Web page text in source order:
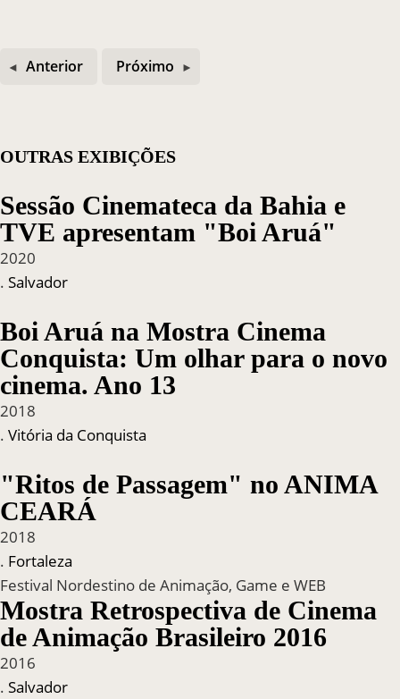
Anterior Próximo
OUTRAS EXIBIÇÕES
Sessão Cinemateca da Bahia e
TVE apresentam "Boi Aruá"
2020
. Salvador
Boi Aruá na Mostra Cinema
Conquista: Um olhar para o novo
cinema. Ano 13
2018
. Vitória da Conquista
"Ritos de Passagem" no ANIMA
CEARÁ
2018
. Fortaleza
Festival Nordestino de Animação, Game e WEB
Mostra Retrospectiva de Cinema
de Animação Brasileiro 2016
2016
. Salvador